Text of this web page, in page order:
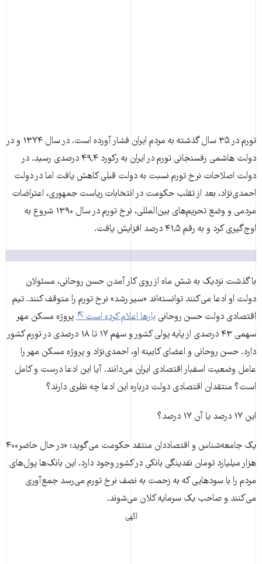
تورم در ۳۵ سال گذشته به مردم ایران فشار آورده است. در سال ۱۳۷۴ و در
دولت هاشمی رفسنجانی تورم در ایران به رکورد ۴۹,۴ درصدی رسید. در
دولت اصلاحات نرخ تورم نسبت به دولت قبلی کاهش یافت اما در دولت
احمدی‌نژاد، بعد از تقلب حکومت در انتخابات ریاست جمهوری، اعتراضات
مردمی و وضع تحریم‌های بین‌المللی، نرخ تورم در سال ۱۳۹۰ شروع به
اوج‌گیری کرد و به رقم ۴۱,۵ درصد افزایش یافت.
با گذشت نزدیک به شش ماه از روی کار آمدن حسن روحانی، مسئولان
دولت او ادعا می‌کنند توانسته‌اند «سیر رشد» نرخ تورم را متوقف کنند. تیم
اقتصادی دولت حسن روحانی بارها اعلام کرده‌ است
پروژه مسکن مهر
سهمی ۴۳ درصدی از پایه پولی کشور و سهم ۱۷ تا ۱۸ درصدی در تورم کشور
دارد. حسن روحانی و اعضای کابینه او، احمدی‌نژاد و پروژه مسکن مهر را
عامل وضعیت اسفبار اقتصادی ایران می‌دانند. آیا این ادعا درست و کامل
است؟ منتقدان اقتصادی دولت درباره این ادعا چه نظری دارند؟
این ۱۷ درصد یا آن ۱۷ درصد؟
یک جامعه‌شناس و اقتصاددان منتقد حکومت می‌گوید: «در حال حاضر۴۰۰
هزار میلیارد تومان نقدینگی بانکی در کشور وجود دارد. این بانک‌ها پول‌های
مردم را با سودهایی که به زحمت به نصف نرخ تورم می‌رسد جمع‌آوری
می‌کنند و صاحب یک سرمایه کلان می‌شوند.
آگهی